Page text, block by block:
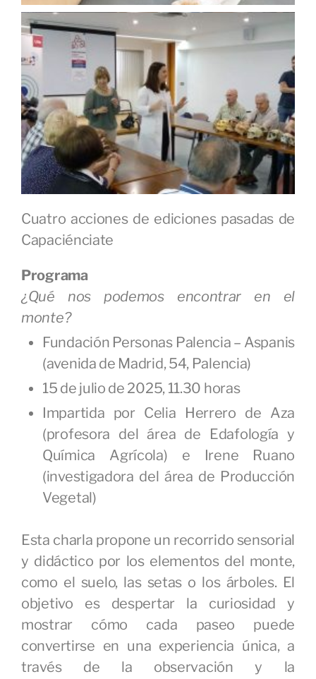
Cuatro acciones de ediciones pasadas de
Capaciénciate
Programa
¿Qué nos podemos encontrar en el
monte?
Fundación Personas Palencia – Aspanis
(avenida de Madrid, 54, Palencia)
15 de julio de 2025, 11.30 horas
Impartida por Celia Herrero de Aza
(profesora del área de Edafología y
Química Agrícola) e Irene Ruano
(investigadora del área de Producción
Vegetal)
Esta charla propone un recorrido sensorial
y didáctico por los elementos del monte,
como el suelo, las setas o los árboles. El
objetivo es despertar la curiosidad y
mostrar cómo cada paseo puede
convertirse en una experiencia única, a
través de la observación y la